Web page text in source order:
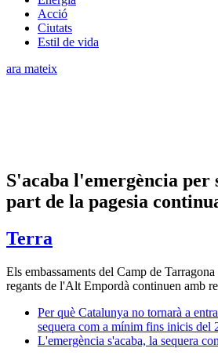
Acció
Ciutats
Estil de vida
ara mateix
S'acaba l'emergència per
part de la pagesia
Terra
Els embassaments del Camp de
regants de l'Alt Empordà continuen amb
Per què Catalunya no tornarà a
sequera com a mínim fins inicis del
L'emergència s'acaba, la sequera